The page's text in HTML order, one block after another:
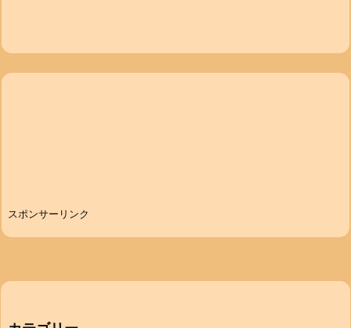
スポンサーリンク